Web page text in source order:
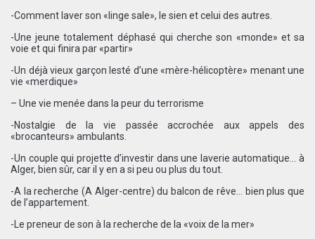
-Comment laver son «linge sale», le sien et celui des autres.
-Une jeune totalement déphasé qui cherche son «monde» et sa
voie et qui finira par «partir»
-Un déjà vieux garçon lesté d’une «mère-hélicoptère» menant une
vie «merdique»
– Une vie menée dans la peur du terrorisme
-Nostalgie de la vie passée accrochée aux appels des
«brocanteurs» ambulants.
-Un couple qui projette d’investir dans une laverie automatique… à
Alger, bien sûr, car il y en a si peu ou plus du tout.
-A la recherche (A Alger-centre) du balcon de rêve… bien plus que
de l’appartement.
-Le preneur de son à la recherche de la «voix de la mer»